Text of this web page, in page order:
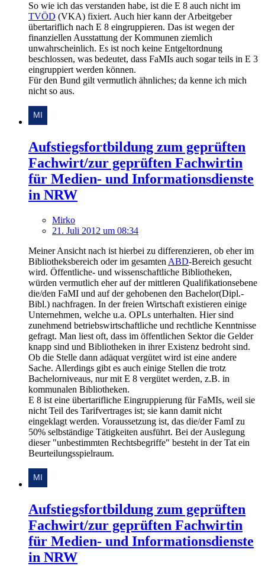
So wie ich das verstanden habe, ist die E 8 auch nicht im
TVÖD (VKA) fixiert. Auch hier kann der Arbeitgeber
übertariflich nach E 8 eingruppieren. Das ist wegen der
finanziellen Ausstattung der Kommunen ziemlich
unwahrscheinlich. Es ist noch keine Entgeltordnung
beschlossen, was bedeutet, dass FaMIs auch sogar teils in E 3
eingruppiert werden können.
Für den Bund gilt vermutlich ähnliches; da kenne ich mich
nicht so aus.
Aufstiegsfortbildung zum geprüften
Fachwirt/zur geprüften Fachwirtin
für Medien- und Informationsdienste
in NRW
Mirko
21. Juli 2012 um 08:34
Meiner Ansicht nach ist hierbei zu differenzieren, ob eher im
Bibliotheksbereich oder im gesamten ABD-Bereich gesucht
wird. Öffentliche- und wissenschaftliche Bibliotheken,
würden vermutlich eher auf der mittleren Qualifikationsebene
die/den FaMI und auf der gehobenen den Bachelor(Dipl.-
Bibl.) nachfragen. In der freien Wirtschaft existieren einige
Unternehmen, welche u.a. OPLs unterhalten. Hier sind
zunehmend betriebswirtschaftliche und rechtliche Kenntnisse
gefragt. Man liest oft, dass im öffentlichen Sektor die Gelder
knapp sind und Bibliotheken in ihrer Existenz bedroht sind.
Ob die Stelle dann adäquat vergütet wird ist eine andere
Sache. Allerdings gibt es auch einige Stellen die trotz
Bachelorniveaus, nur mit E 8 vergütet werden, z.B. in
kommunalen Bibliotheken.
E 8 ist eine übertarifliche Eingruppierung für FaMIs, weil sie
nicht Teil des Tarifvertrages ist; sie kann damit nicht
eingeklagt werden. Voraussetzung ist, das die/der FamI zu
50% selbständige Tätigkeiten ausführt. Bei der Auslegung
dieser "unbestimmten Rechtsbegriffe" besteht in der Tat ein
Beurteilungsspielraum.
Aufstiegsfortbildung zum geprüften
Fachwirt/zur geprüften Fachwirtin
für Medien- und Informationsdienste
in NRW